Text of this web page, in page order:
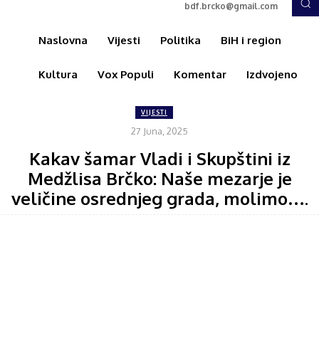
bdf.brcko@gmail.com
Naslovna Vijesti Politika BiH i region
Kultura Vox Populi Komentar Izdvojeno
VIJESTI
27 Juna, 2025
Kakav šamar Vladi i Skupštini iz
Medžlisa Brčko: Naše mezarje je
veličine osrednjeg grada, molimo….